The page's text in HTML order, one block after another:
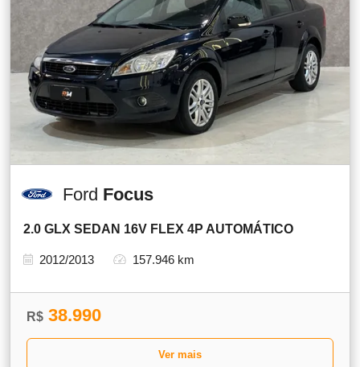
Ford Focus
2.0 GLX SEDAN 16V FLEX 4P AUTOMÁTICO
2012/2013 157.946 km
R$ 38.990
Ver mais